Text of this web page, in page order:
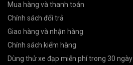
Mua hàng và thanh toán
Chính sách đổi trả
Giao hàng và nhận hàng
Chính sách kiểm hàng
Dùng thử xe đạp miễn phí trong 30 ngày